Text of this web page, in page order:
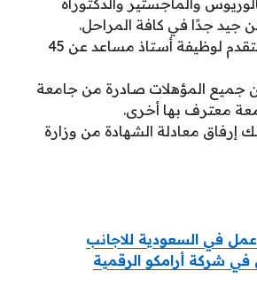
والماجستير والدكتوراه
جيد جدًا في كافة المراحل.
ألا يزيد عمر المتقدم لوظيفة أستاذ مساعد عن 45
جميع المؤهلات صادرة من جامعة
معترف بها أخرى.
إرفاق معادلة الشهادة من وزارة
في السعودية للاجانب
في شركة أرامكو الرقمية